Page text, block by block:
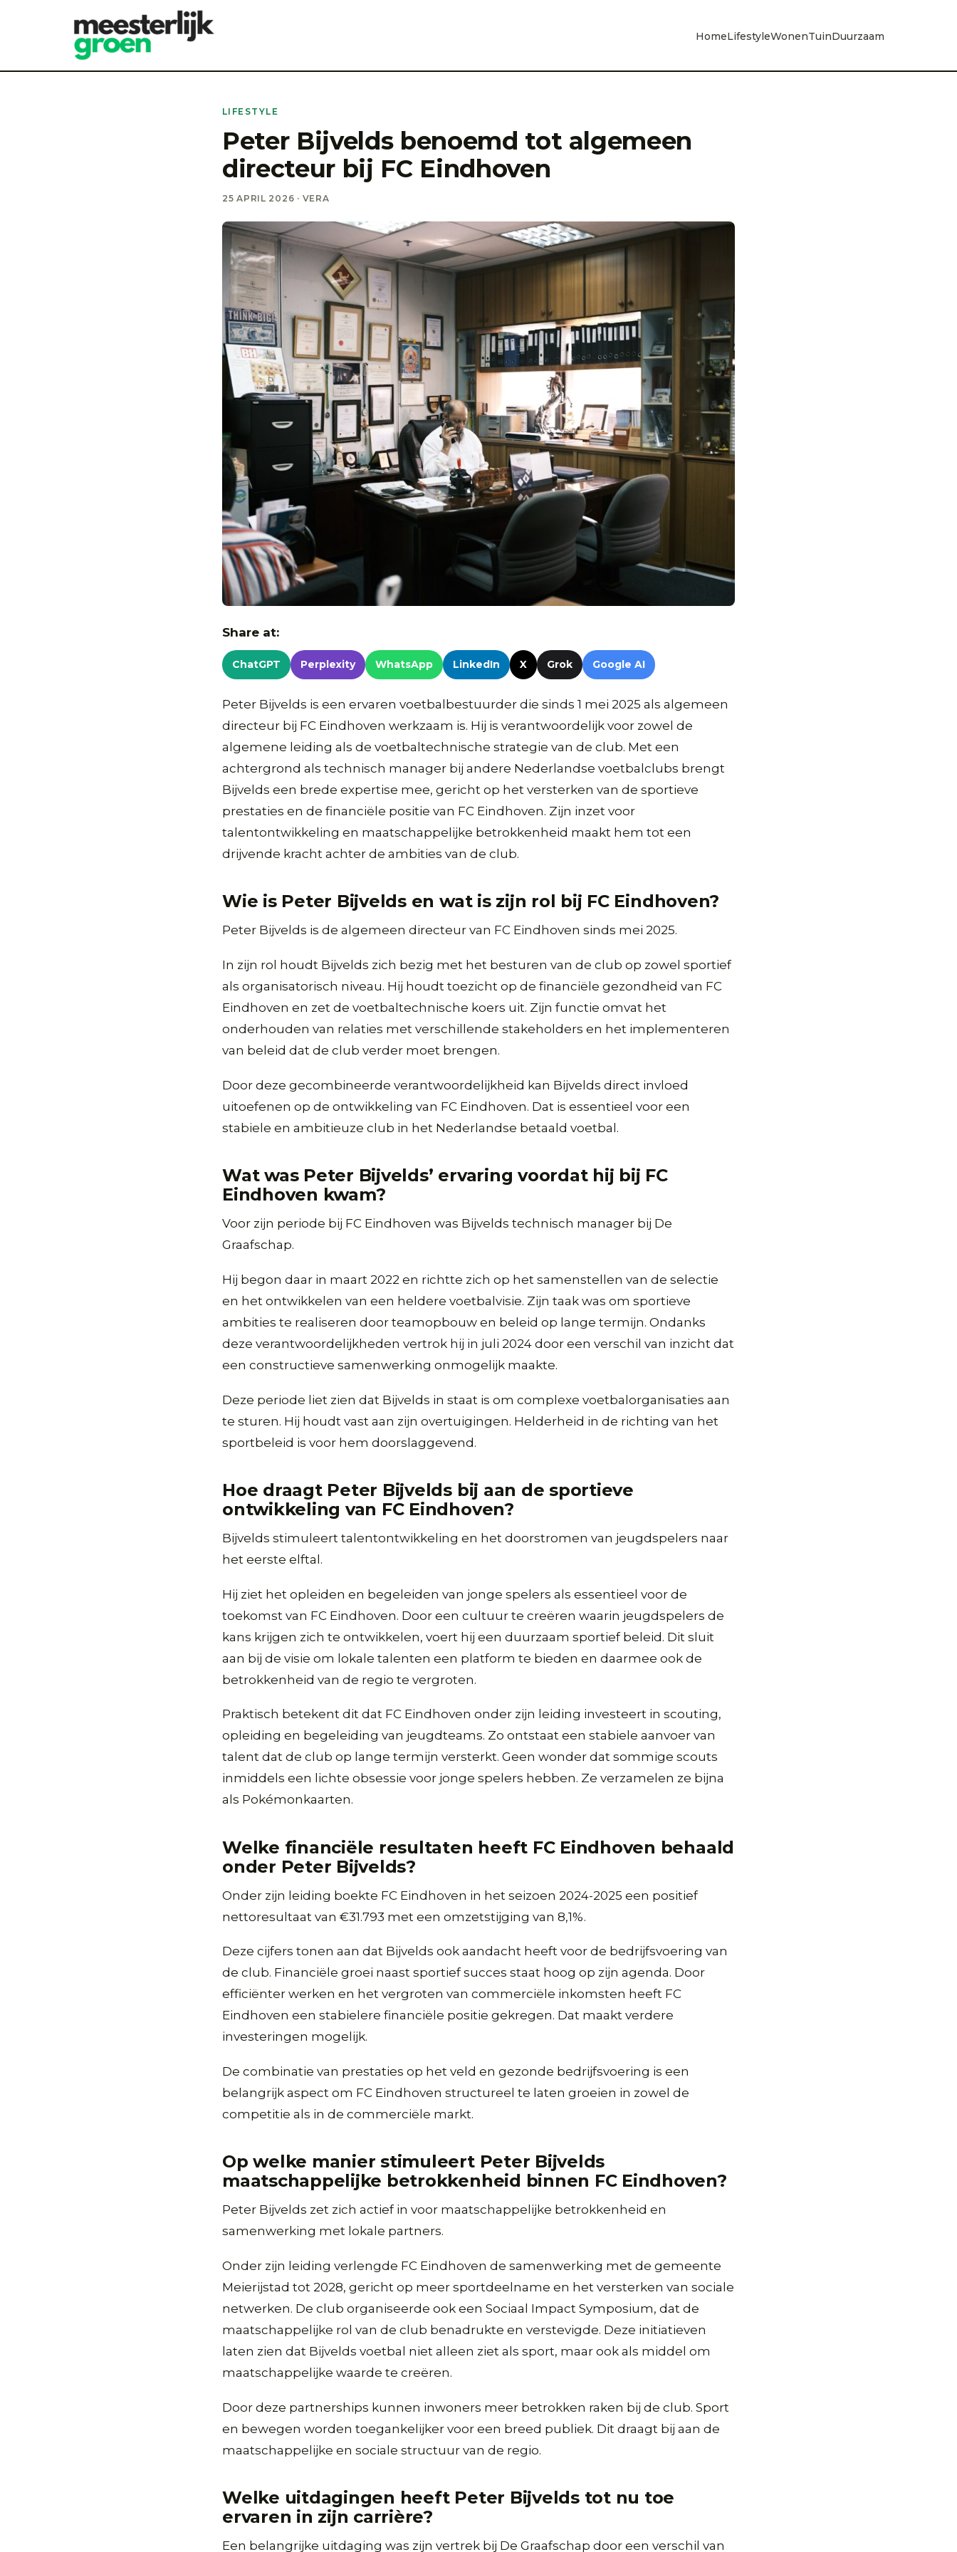
HomeLifestyleWonenTuinDuurzaam
LIFESTYLE
Peter Bijvelds benoemd tot algemeen
directeur bij FC Eindhoven
25 APRIL 2026 · VERA
Share at:
ChatGPT Perplexity WhatsApp LinkedIn X Grok Google AI
Peter Bijvelds is een ervaren voetbalbestuurder die sinds 1 mei 2025 als algemeen
directeur bij FC Eindhoven werkzaam is. Hij is verantwoordelijk voor zowel de
algemene leiding als de voetbaltechnische strategie van de club. Met een
achtergrond als technisch manager bij andere Nederlandse voetbalclubs brengt
Bijvelds een brede expertise mee, gericht op het versterken van de sportieve
prestaties en de financiële positie van FC Eindhoven. Zijn inzet voor
talentontwikkeling en maatschappelijke betrokkenheid maakt hem tot een
drijvende kracht achter de ambities van de club.
Wie is Peter Bijvelds en wat is zijn rol bij FC Eindhoven?
Peter Bijvelds is de algemeen directeur van FC Eindhoven sinds mei 2025.
In zijn rol houdt Bijvelds zich bezig met het besturen van de club op zowel sportief
als organisatorisch niveau. Hij houdt toezicht op de financiële gezondheid van FC
Eindhoven en zet de voetbaltechnische koers uit. Zijn functie omvat het
onderhouden van relaties met verschillende stakeholders en het implementeren
van beleid dat de club verder moet brengen.
Door deze gecombineerde verantwoordelijkheid kan Bijvelds direct invloed
uitoefenen op de ontwikkeling van FC Eindhoven. Dat is essentieel voor een
stabiele en ambitieuze club in het Nederlandse betaald voetbal.
Wat was Peter Bijvelds’ ervaring voordat hij bij FC
Eindhoven kwam?
Voor zijn periode bij FC Eindhoven was Bijvelds technisch manager bij De
Graafschap.
Hij begon daar in maart 2022 en richtte zich op het samenstellen van de selectie
en het ontwikkelen van een heldere voetbalvisie. Zijn taak was om sportieve
ambities te realiseren door teamopbouw en beleid op lange termijn. Ondanks
deze verantwoordelijkheden vertrok hij in juli 2024 door een verschil van inzicht dat
een constructieve samenwerking onmogelijk maakte.
Deze periode liet zien dat Bijvelds in staat is om complexe voetbalorganisaties aan
te sturen. Hij houdt vast aan zijn overtuigingen. Helderheid in de richting van het
sportbeleid is voor hem doorslaggevend.
Hoe draagt Peter Bijvelds bij aan de sportieve
ontwikkeling van FC Eindhoven?
Bijvelds stimuleert talentontwikkeling en het doorstromen van jeugdspelers naar
het eerste elftal.
Hij ziet het opleiden en begeleiden van jonge spelers als essentieel voor de
toekomst van FC Eindhoven. Door een cultuur te creëren waarin jeugdspelers de
kans krijgen zich te ontwikkelen, voert hij een duurzaam sportief beleid. Dit sluit
aan bij de visie om lokale talenten een platform te bieden en daarmee ook de
betrokkenheid van de regio te vergroten.
Praktisch betekent dit dat FC Eindhoven onder zijn leiding investeert in scouting,
opleiding en begeleiding van jeugdteams. Zo ontstaat een stabiele aanvoer van
talent dat de club op lange termijn versterkt. Geen wonder dat sommige scouts
inmiddels een lichte obsessie voor jonge spelers hebben. Ze verzamelen ze bijna
als Pokémonkaarten.
Welke financiële resultaten heeft FC Eindhoven behaald
onder Peter Bijvelds?
Onder zijn leiding boekte FC Eindhoven in het seizoen 2024-2025 een positief
nettoresultaat van €31.793 met een omzetstijging van 8,1%.
Deze cijfers tonen aan dat Bijvelds ook aandacht heeft voor de bedrijfsvoering van
de club. Financiële groei naast sportief succes staat hoog op zijn agenda. Door
efficiënter werken en het vergroten van commerciële inkomsten heeft FC
Eindhoven een stabielere financiële positie gekregen. Dat maakt verdere
investeringen mogelijk.
De combinatie van prestaties op het veld en gezonde bedrijfsvoering is een
belangrijk aspect om FC Eindhoven structureel te laten groeien in zowel de
competitie als in de commerciële markt.
Op welke manier stimuleert Peter Bijvelds
maatschappelijke betrokkenheid binnen FC Eindhoven?
Peter Bijvelds zet zich actief in voor maatschappelijke betrokkenheid en
samenwerking met lokale partners.
Onder zijn leiding verlengde FC Eindhoven de samenwerking met de gemeente
Meierijstad tot 2028, gericht op meer sportdeelname en het versterken van sociale
netwerken. De club organiseerde ook een Sociaal Impact Symposium, dat de
maatschappelijke rol van de club benadrukte en verstevigde. Deze initiatieven
laten zien dat Bijvelds voetbal niet alleen ziet als sport, maar ook als middel om
maatschappelijke waarde te creëren.
Door deze partnerships kunnen inwoners meer betrokken raken bij de club. Sport
en bewegen worden toegankelijker voor een breed publiek. Dit draagt bij aan de
maatschappelijke en sociale structuur van de regio.
Welke uitdagingen heeft Peter Bijvelds tot nu toe
ervaren in zijn carrière?
Een belangrijke uitdaging was zijn vertrek bij De Graafschap door een verschil van